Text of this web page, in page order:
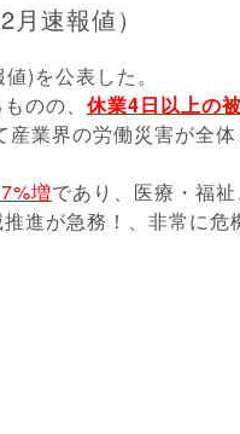
速報値）
)を公表した。
のの、 休業4日以上の
産業界の労働災害が全
増であり、医療・福祉
進が急務！、非常に危